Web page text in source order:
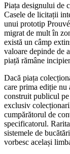
Piața designului de
Casele de licitații
unui prototip
migrat de mult în
există un câmp
valoare depinde de
piață rămâne
Dacă piața
care prima ediție
construit publicul
exclusiv
cumpărătorul de
specificatorul.
sistemele de
vorbesc același